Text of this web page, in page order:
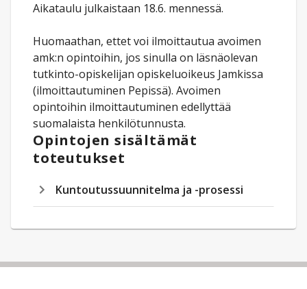
Aikataulu julkaistaan 18.6. mennessä.
Huomaathan, ettet voi ilmoittautua avoimen
amk:n opintoihin, jos sinulla on läsnäolevan
tutkinto-opiskelijan opiskeluoikeus Jamkissa
(ilmoittautuminen Pepissä). Avoimen
opintoihin ilmoittautuminen edellyttää
suomalaista henkilötunnusta.
Opintojen sisältämät
toteutukset
Kuntoutussuunnitelma ja -prosessi